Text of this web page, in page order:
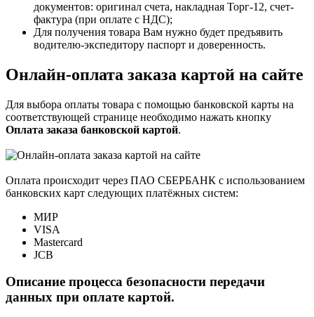
документов: оригинал счета, накладная Торг-12, счет-
фактура (при оплате с НДС);
Для получения товара Вам нужно будет предъявить
водителю-экспедитору паспорт и доверенность.
Онлайн-оплата заказа картой на сайте
Для выбора оплаты товара с помощью банковской карты на
соответствующей странице необходимо нажать кнопку
Оплата заказа банковской картой.
Оплата происходит через ПАО СБЕРБАНК с использованием
банковских карт следующих платёжных систем:
МИР
VISA
Mastercard
JCB
Описание процесса безопасности передачи
данных при оплате картой.